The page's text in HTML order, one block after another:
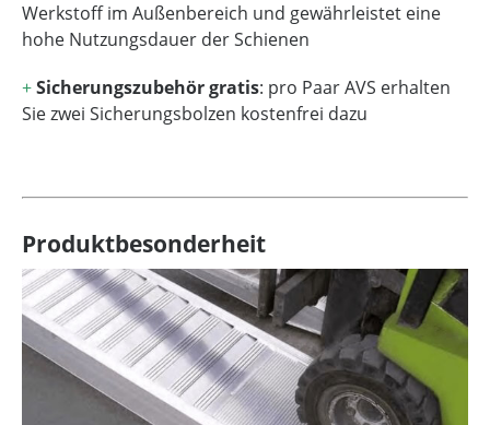
Werkstoff im Außenbereich und gewährleistet eine
hohe Nutzungsdauer der Schienen
+Sicherungszubehör gratis: pro Paar AVS erhalten
Sie zwei Sicherungsbolzen kostenfrei dazu
Produktbesonderheit